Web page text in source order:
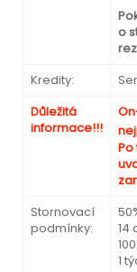
o
Kredity:
Důležitá
informace!!!
Stornovací
podmínky:
14
1